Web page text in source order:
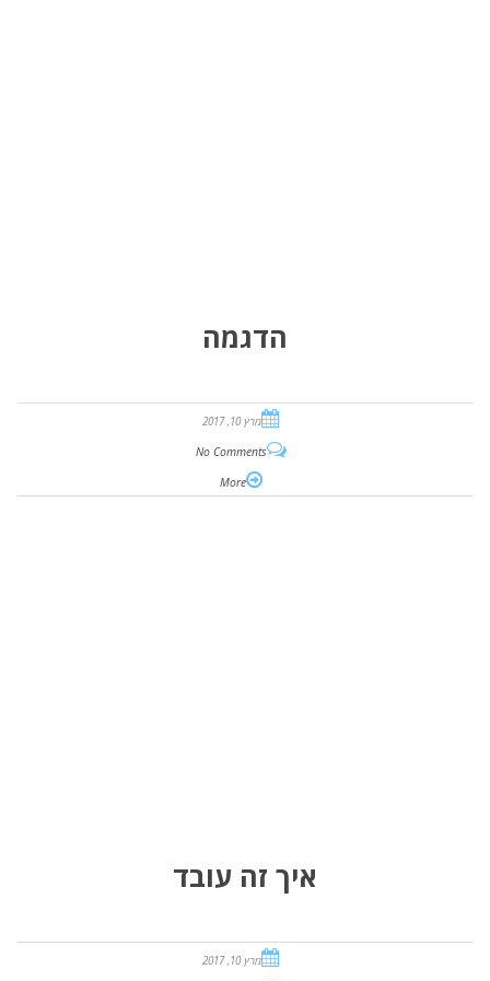
הדגמה
מרץ 10, 2017
No Comments
More
איך זה עובד
מרץ 10, 2017